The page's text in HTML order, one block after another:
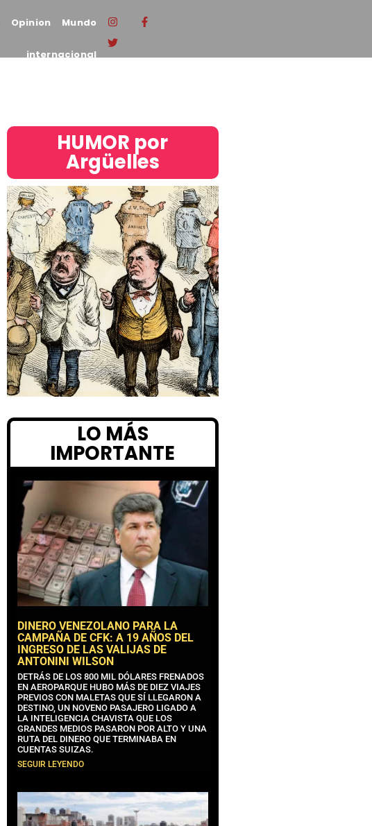
Opinion Mundo
internacional
HUMOR por
Argüelles​
LO MÁS
IMPORTANTE
DINERO VENEZOLANO PARA LA
CAMPAÑA DE CFK: A 19 AÑOS DEL
INGRESO DE LAS VALIJAS DE
ANTONINI WILSON
DETRÁS DE LOS 800 MIL DÓLARES FRENADOS
EN AEROPARQUE HUBO MÁS DE DIEZ VIAJES
PREVIOS CON MALETAS QUE SÍ LLEGARON A
DESTINO, UN NOVENO PASAJERO LIGADO A
LA INTELIGENCIA CHAVISTA QUE LOS
GRANDES MEDIOS PASARON POR ALTO Y UNA
RUTA DEL DINERO QUE TERMINABA EN
CUENTAS SUIZAS.
SEGUIR LEYENDO